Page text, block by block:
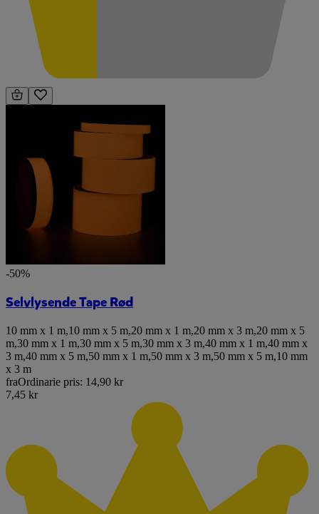
-50%
Selvlysende Tape Rød
10 mm x 1 m,10 mm x 5 m,20 mm x 1 m,20 mm x 3 m,20 mm x 5
m,30 mm x 1 m,30 mm x 5 m,30 mm x 3 m,40 mm x 1 m,40 mm x
3 m,40 mm x 5 m,50 mm x 1 m,50 mm x 3 m,50 mm x 5 m,10 mm
x 3 m
fraOrdinarie pris: 14,90 kr
7,45 kr